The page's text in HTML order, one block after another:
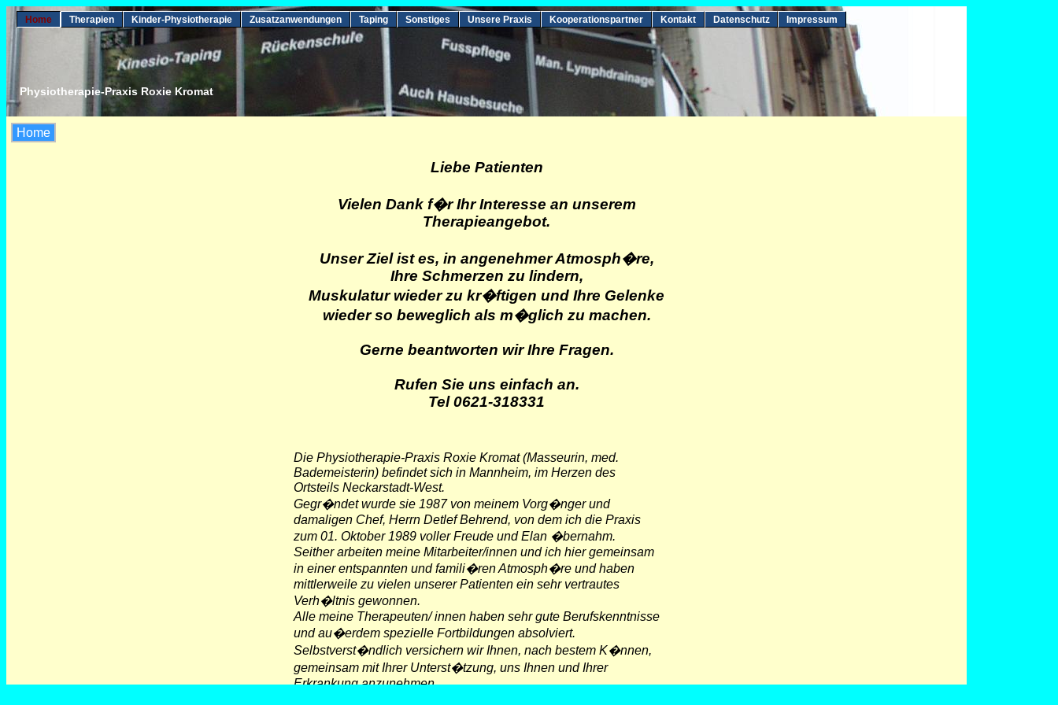
Home Therapien Kinder-Physiotherapie Zusatzanwendungen Taping Sonstiges Unsere Praxis Kooperationspartner Kontakt Datenschutz Impressum
Physiotherapie-Praxis Roxie Kromat
Home
Liebe Patienten
Vielen Dank f�r Ihr Interesse an unserem
Therapieangebot.
Unser Ziel ist es, in angenehmer Atmosph�re,
Ihre Schmerzen zu lindern,
Muskulatur wieder zu kr�ftigen und Ihre Gelenke
wieder so beweglich als m�glich zu machen.
Gerne beantworten wir Ihre Fragen.
Rufen Sie uns einfach an.
Tel 0621-318331
Die Physiotherapie-Praxis Roxie Kromat (Masseurin, med.
Bademeisterin) befindet sich in Mannheim, im Herzen des
Ortsteils Neckarstadt-West.
Gegr�ndet wurde sie 1987 von meinem Vorg�nger und
damaligen Chef, Herrn Detlef Behrend, von dem ich die Praxis
zum 01. Oktober 1989 voller Freude und Elan �bernahm.
Seither arbeiten meine Mitarbeiter/innen und ich hier gemeinsam
in einer entspannten und famili�ren Atmosph�re und haben
mittlerweile zu vielen unserer Patienten ein sehr vertrautes
Verh�ltnis gewonnen.
Alle meine Therapeuten/ innen haben sehr gute Berufskenntnisse
und au�erdem spezielle Fortbildungen absolviert.
Selbstverst�ndlich versichern wir Ihnen, nach bestem K�nnen,
gemeinsam mit Ihrer Unterst�tzung, uns Ihnen und Ihrer
Erkrankung anzunehmen.